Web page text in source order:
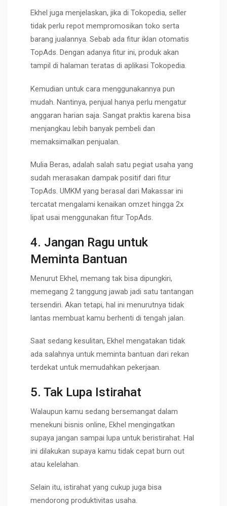
Ekhel juga menjelaskan, jika di Tokopedia, seller
tidak perlu repot mempromosikan toko serta
barang jualannya. Sebab ada fitur iklan otomatis
TopAds. Dengan adanya fitur ini, produk akan
tampil di halaman teratas di aplikasi Tokopedia.
Kemudian untuk cara menggunakannya pun
mudah. Nantinya, penjual hanya perlu mengatur
anggaran harian saja. Sangat praktis karena bisa
menjangkau lebih banyak pembeli dan
memaksimalkan penjualan.
Mulia Beras, adalah salah satu pegiat usaha yang
sudah merasakan dampak positif dari fitur
TopAds. UMKM yang berasal dari Makassar ini
tercatat mengalami kenaikan omzet hingga 2x
lipat usai menggunakan fitur TopAds.
4. Jangan Ragu untuk
Meminta Bantuan
Menurut Ekhel, memang tak bisa dipungkiri,
memegang 2 tanggung jawab jadi satu tantangan
tersendiri. Akan tetapi, hal ini menurutnya tidak
lantas membuat kamu berhenti di tengah jalan.
Saat sedang kesulitan, Ekhel mengatakan tidak
ada salahnya untuk meminta bantuan dari rekan
terdekat untuk memudahkan pekerjaan.
5. Tak Lupa Istirahat
Walaupun kamu sedang bersemangat dalam
menekuni bisnis online, Ekhel mengingatkan
supaya jangan sampai lupa untuk beristirahat. Hal
ini dilakukan supaya kamu tidak cepat burn out
atau kelelahan.
Selain itu, istirahat yang cukup juga bisa
mendorong produktivitas usaha.